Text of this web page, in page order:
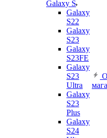
Galaxy S
Galaxy
S22
Galaxy
S23
Galaxy
S23FE
Galaxy
S23
Ultra
Galaxy
S23
Plus
Galaxy
S24
О